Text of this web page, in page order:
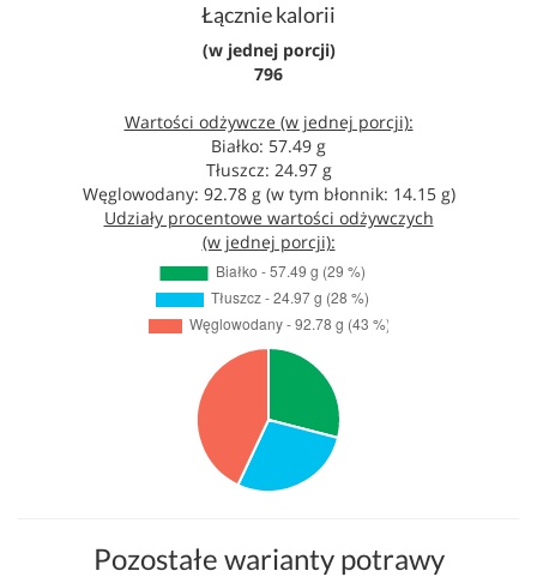
Łącznie kalorii
(w jednej porcji)
796
Wartości odżywcze (w jednej porcji):
Białko: 57.49 g
Tłuszcz: 24.97 g
Węglowodany: 92.78 g (w tym błonnik: 14.15 g)
Udziały procentowe wartości odżywczych
(w jednej porcji):
Pozostałe warianty potrawy